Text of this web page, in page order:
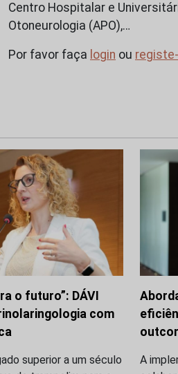
Centro Hospitalar e
Otoneurologia (APO),…
Por favor faça login ou
o futuro”: DÁVI
com
superior a um século
A